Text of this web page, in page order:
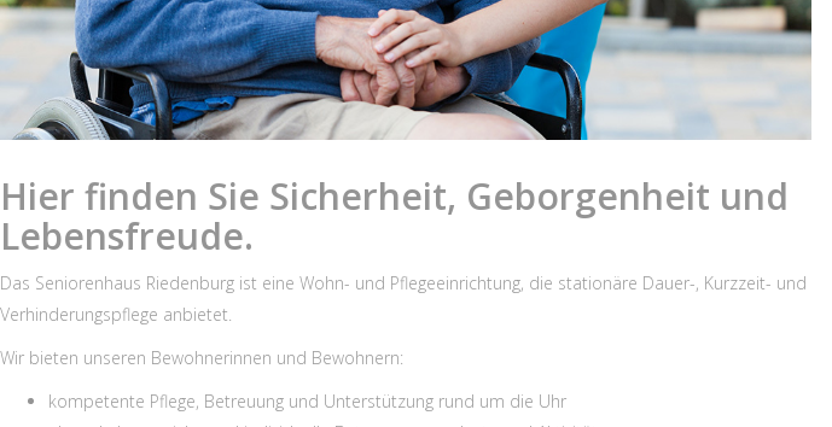
Hier finden Sie Sicherheit, Geborgenheit und
Lebensfreude.
Das Seniorenhaus Riedenburg ist eine Wohn- und Pflegeeinrichtung, die stationäre Dauer-, Kurzzeit- und
Verhinderungspflege anbietet.
Wir bieten unseren Bewohnerinnen und Bewohnern:
kompetente Pflege, Betreuung und Unterstützung rund um die Uhr